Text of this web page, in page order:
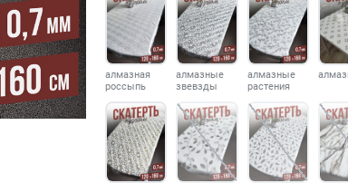
алмазная
россыпь
алмазные
звевзды
алмазные
растения